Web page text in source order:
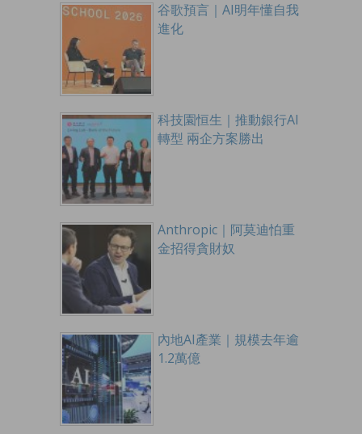
谷歌預言｜AI明年懂自我
進化
科技園恒生｜推動銀行AI
轉型 兩企方案勝出
Anthropic｜阿莫迪怕重
金招得貪財奴
內地AI產業｜規模去年逾
1.2萬億